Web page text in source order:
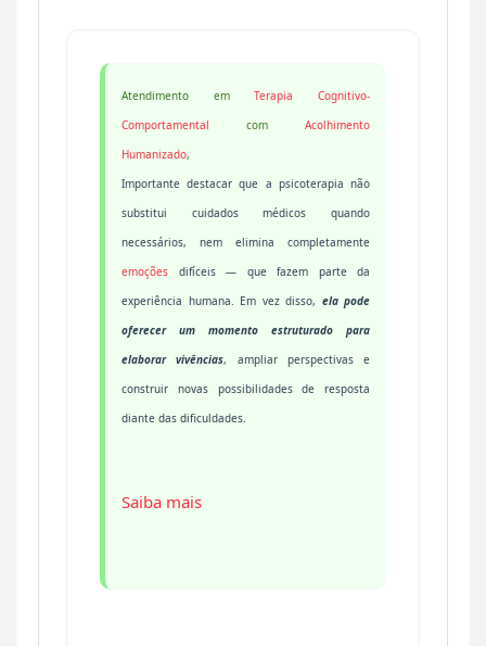
Atendimento emTerapia Cognitivo-
Comportamental com Acolhimento
Humanizado,
Importante destacar que a psicoterapia não
substitui cuidados médicos quando
necessários, nem elimina completamente
emoções difíceis — que fazem parte da
experiência humana. Em vez disso, ela pode
oferecer um momento estruturado para
elaborar vivências, ampliar perspectivas e
construir novas possibilidades de resposta
diante das dificuldades.
Saiba mais